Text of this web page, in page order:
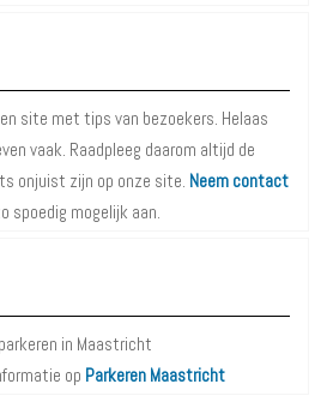
site met tips van bezoekers. Helaas
vaak. Raadpleeg daarom altijd de
onjuist zijn op onze site. Neem contact
spoedig mogelijk aan.
in Maastricht
op Parkeren Maastricht